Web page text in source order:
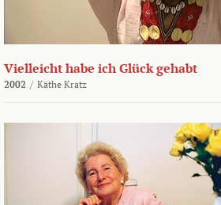
Vielleicht habe ich Glück gehabt
2002 / Käthe Kratz